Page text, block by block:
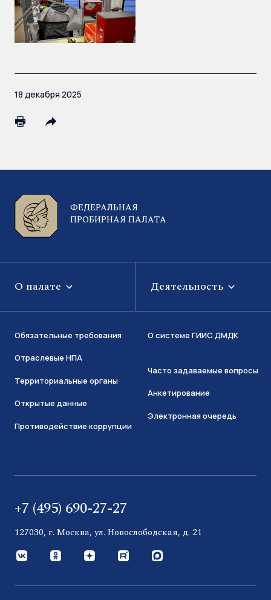
18 декабря 2025
ФЕДЕРАЛЬНАЯ
ПРОБИРНАЯ ПАЛАТА
О палате Деятельность
Обязательные требования
Отраслевые НПА
Территориальные органы
Открытые данные
Противодействие коррупции
О системе ГИИС ДМДК
Часто задаваемые вопросы
Анкетирование
Электронная очередь
+7 (495) 690-27-27
127030, г. Москва, ул. Новослободская, д. 21